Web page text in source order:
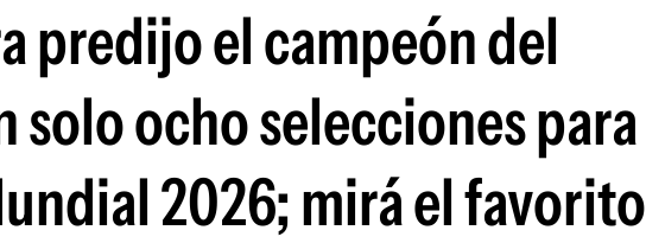
predijo el campeón del
ocho selecciones para
2026; mirá el favorito